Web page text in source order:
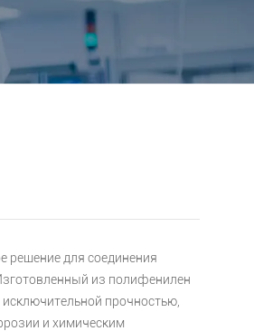
решение для соединения
из полифенилен
исключительной прочностью,
и химическим